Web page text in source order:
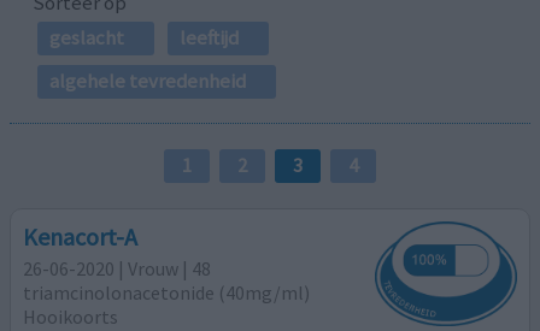
geslacht
leeftijd
algehele tevredenheid
1 2 3 4
Kenacort-A
26-06-2020 | Vrouw | 48
triamcinolonacetonide (40mg/ml)
Hooikoorts